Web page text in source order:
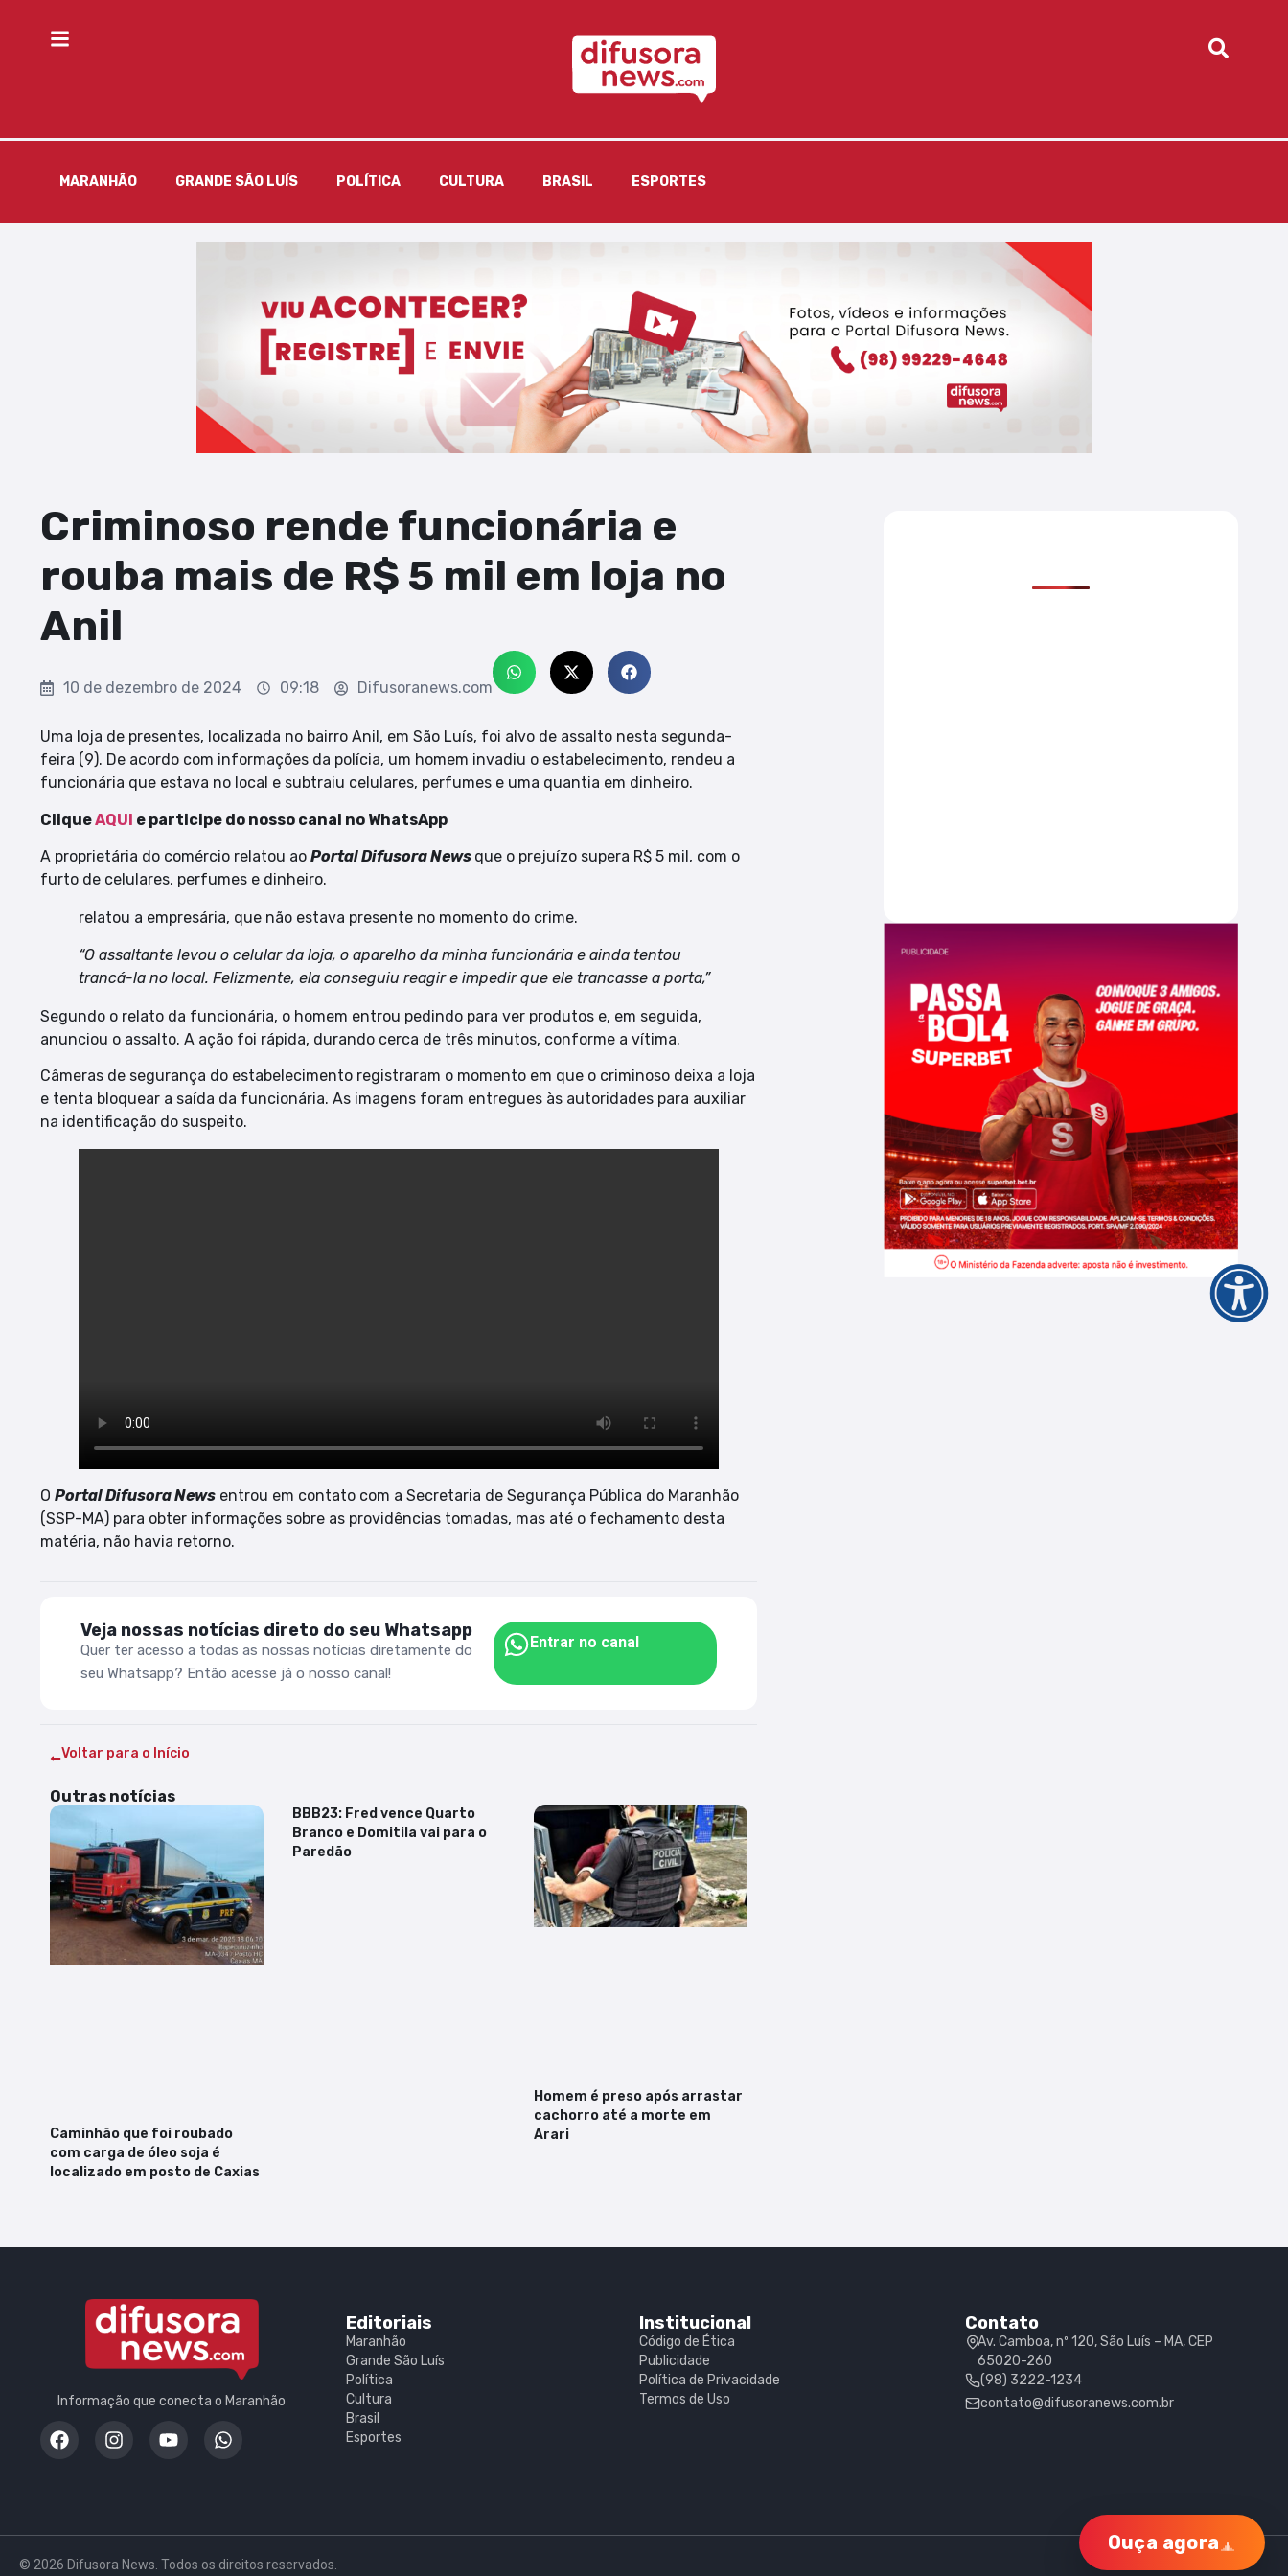
MARANHÃO GRANDE SÃO LUÍS POLÍTICA CULTURA BRASIL ESPORTES
Criminoso rende funcionária e
rouba mais de R$ 5 mil em loja no
Anil
10 de dezembro de 2024 09:18 Difusoranews.com
Uma loja de presentes, localizada no bairro Anil, em São Luís, foi alvo de assalto nesta segunda-
feira (9). De acordo com informações da polícia, um homem invadiu o estabelecimento, rendeu a
funcionária que estava no local e subtraiu celulares, perfumes e uma quantia em dinheiro.
CliqueAQUI e participe do nosso canal no WhatsApp
A proprietária do comércio relatou ao Portal Difusora News que o prejuízo supera R$ 5 mil, com o
furto de celulares, perfumes e dinheiro.
relatou a empresária, que não estava presente no momento do crime.
“O assaltante levou o celular da loja, o aparelho da minha funcionária e ainda tentou
trancá-la no local. Felizmente, ela conseguiu reagir e impedir que ele trancasse a porta,”
Segundo o relato da funcionária, o homem entrou pedindo para ver produtos e, em seguida,
anunciou o assalto. A ação foi rápida, durando cerca de três minutos, conforme a vítima.
Câmeras de segurança do estabelecimento registraram o momento em que o criminoso deixa a loja
e tenta bloquear a saída da funcionária. As imagens foram entregues às autoridades para auxiliar
na identificação do suspeito.
O Portal Difusora News entrou em contato com a Secretaria de Segurança Pública do Maranhão
(SSP-MA) para obter informações sobre as providências tomadas, mas até o fechamento desta
matéria, não havia retorno.
Veja nossas notícias direto do seu Whatsapp
Quer ter acesso a todas as nossas notícias diretamente do
seu Whatsapp? Então acesse já o nosso canal!
Entrar no canal
Voltar para o Início
Outras notícias
Caminhão que foi roubado
com carga de óleo soja é
localizado em posto de Caxias
BBB23: Fred vence Quarto
Branco e Domitila vai para o
Paredão
Homem é preso após arrastar
cachorro até a morte em
Arari
Informação que conecta o Maranhão
Editoriais
Maranhão
Grande São Luís
Política
Cultura
Brasil
Esportes
Institucional
Código de Ética
Publicidade
Política de Privacidade
Termos de Uso
Contato
Av. Camboa, nº 120, São Luís – MA, CEP
65020-260
(98) 3222-1234
contato@difusoranews.com.br
© 2026 Difusora News. Todos os direitos reservados.
Ouça agora